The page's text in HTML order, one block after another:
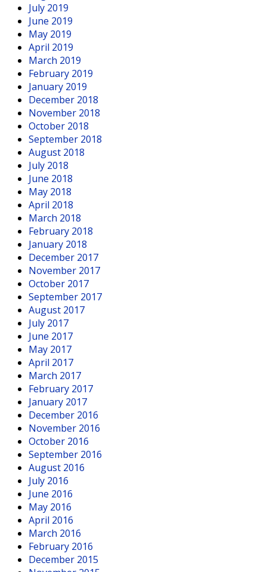
July 2019
June 2019
May 2019
April 2019
March 2019
February 2019
January 2019
December 2018
November 2018
October 2018
September 2018
August 2018
July 2018
June 2018
May 2018
April 2018
March 2018
February 2018
January 2018
December 2017
November 2017
October 2017
September 2017
August 2017
July 2017
June 2017
May 2017
April 2017
March 2017
February 2017
January 2017
December 2016
November 2016
October 2016
September 2016
August 2016
July 2016
June 2016
May 2016
April 2016
March 2016
February 2016
December 2015